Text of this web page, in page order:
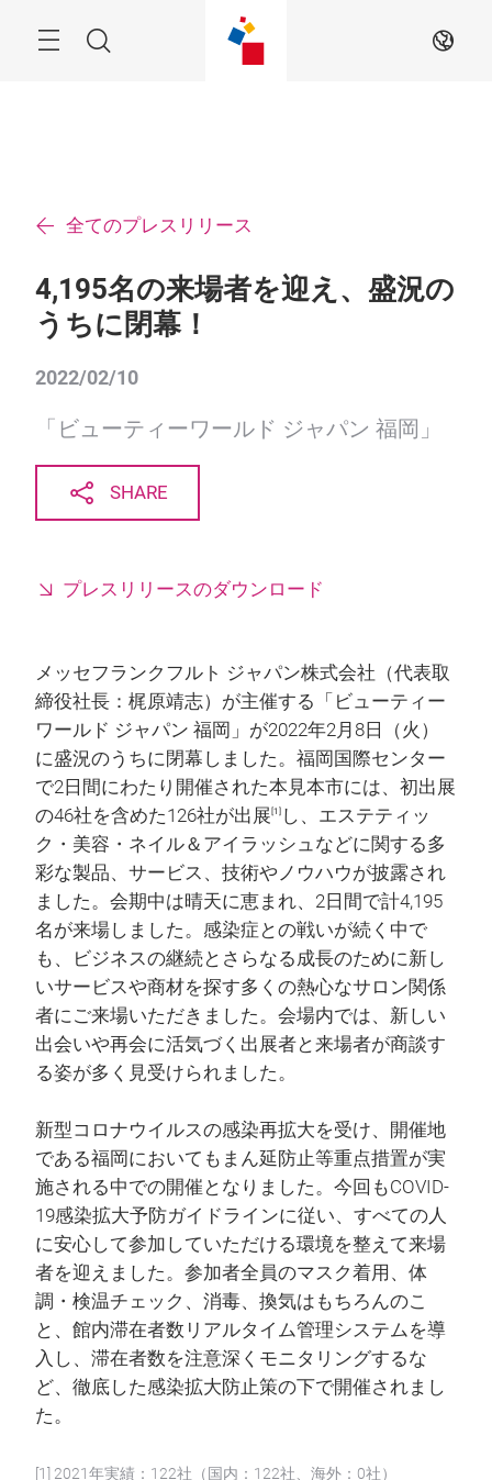
JA
全てのプレスリリース
4,195名の来場者を迎え、盛況の
うちに閉幕！
2022/02/10
「ビューティーワールド ジャパン 福岡」
SHARE
プレスリリースのダウンロード
メッセフランクフルト ジャパン株式会社（代表取
締役社長：梶原靖志）が主催する「ビューティー
ワールド ジャパン 福岡」が2022年2月8日（火）
に盛況のうちに閉幕しました。福岡国際センター
で2日間にわたり開催された本見本市には、初出展
の46社を含めた126社が出展[1] し、エステティッ
ク・美容・ネイル＆アイラッシュなどに関する多
彩な製品、サービス、技術やノウハウが披露され
ました。会期中は晴天に恵まれ、2日間で計4,195
名が来場しました。感染症との戦いが続く中で
も、ビジネスの継続とさらなる成長のために新し
いサービスや商材を探す多くの熱心なサロン関係
者にご来場いただきました。会場内では、新しい
出会いや再会に活気づく出展者と来場者が商談す
る姿が多く見受けられました。
新型コロナウイルスの感染再拡大を受け、開催地
である福岡においてもまん延防止等重点措置が実
施される中での開催となりました。今回もCOVID-
19感染拡大予防ガイドラインに従い、すべての人
に安心して参加していただける環境を整えて来場
者を迎えました。参加者全員のマスク着用、体
調・検温チェック、消毒、換気はもちろんのこ
と、館内滞在者数リアルタイム管理システムを導
入し、滞在者数を注意深くモニタリングするな
ど、徹底した感染拡大防止策の下で開催されまし
た。
[1] 2021年実績：122社（国内：122社、海外：0社）